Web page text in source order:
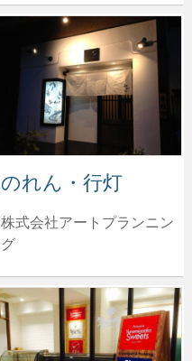
のれん・行灯
株式会社アートプランニン
グ